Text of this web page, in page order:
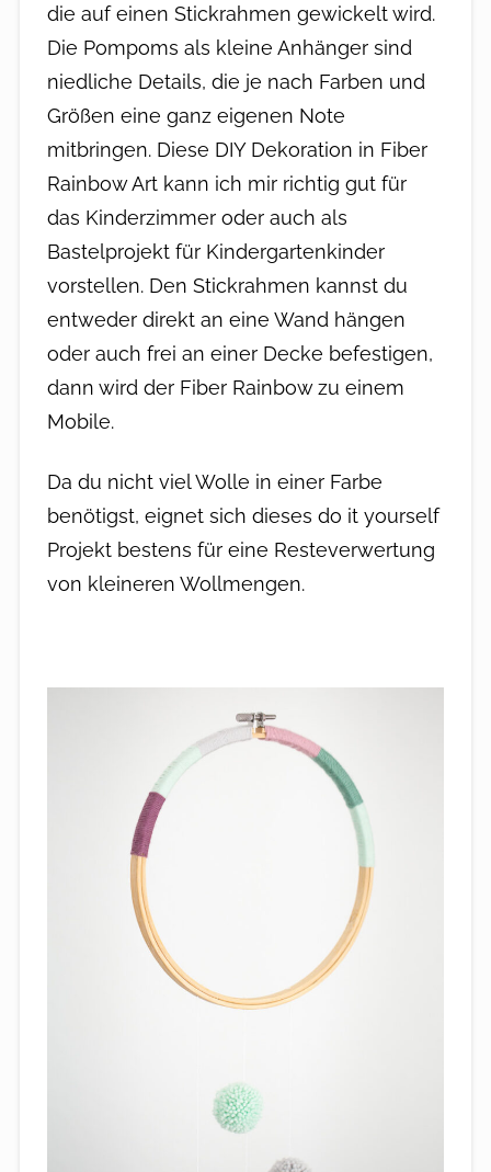
die auf einen Stickrahmen gewickelt wird.
Die Pompoms als kleine Anhänger sind
niedliche Details, die je nach Farben und
Größen eine ganz eigenen Note
mitbringen. Diese DIY Dekoration in Fiber
Rainbow Art kann ich mir richtig gut für
das Kinderzimmer oder auch als
Bastelprojekt für Kindergartenkinder
vorstellen. Den Stickrahmen kannst du
entweder direkt an eine Wand hängen
oder auch frei an einer Decke befestigen,
dann wird der Fiber Rainbow zu einem
Mobile.
Da du nicht viel Wolle in einer Farbe
benötigst, eignet sich dieses do it yourself
Projekt bestens für eine Resteverwertung
von kleineren Wollmengen.